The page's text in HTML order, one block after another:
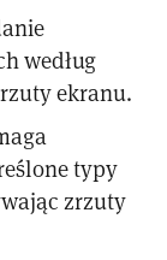
według
ekranu.
typy
zrzuty